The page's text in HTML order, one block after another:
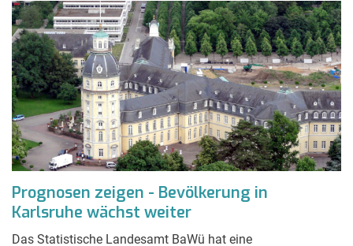
Prognosen zeigen - Bevölkerung in
Karlsruhe wächst weiter
Das Statistische Landesamt BaWü hat eine